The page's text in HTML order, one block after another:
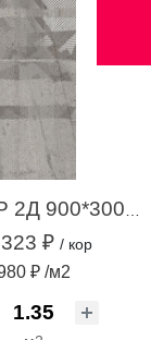
Самум-Р 2Д 900*300 серый (1,35 м.кв.)
₽ / кор
₽ /м2